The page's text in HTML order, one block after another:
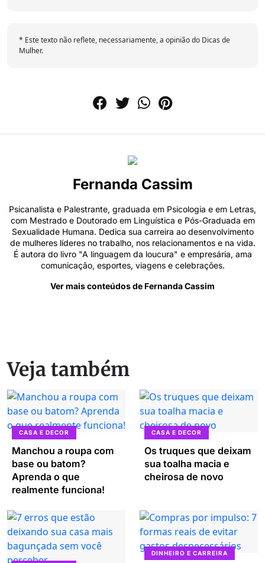
* Este texto não reflete, necessariamente, a opinião do Dicas de
Mulher.
Fernanda Cassim
Psicanalista e Palestrante, graduada em Psicologia e em Letras,
com Mestrado e Doutorado em Linguística e Pós-Graduada em
Sexualidade Humana. Dedica sua carreira ao desenvolvimento
de mulheres líderes no trabalho, nos relacionamentos e na vida.
É autora do livro "A linguagem da loucura" e empresária, ama
comunicação, esportes, viagens e celebrações.
Ver mais conteúdos de Fernanda Cassim
Veja também
CASA E DECOR
Manchou a roupa com
base ou batom?
Aprenda o que
realmente funciona!
CASA E DECOR
Os truques que deixam
sua toalha macia e
cheirosa de novo
DINHEIRO E CARREIRA